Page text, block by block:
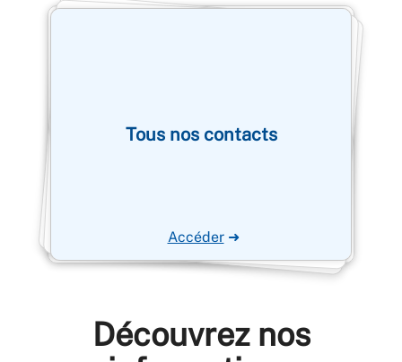
Tous nos contacts
Accéder ➜
Découvrez nos